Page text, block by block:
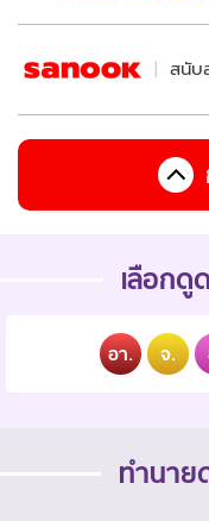
สนับ
เลือกดู
อา. จ.
ทำนาย